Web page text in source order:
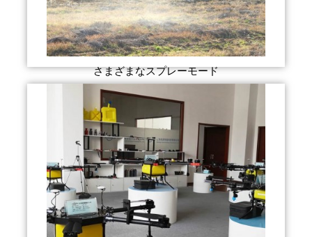
さまざまなスプレーモード